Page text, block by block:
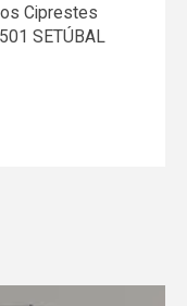
Ciprestes
SETÚBAL